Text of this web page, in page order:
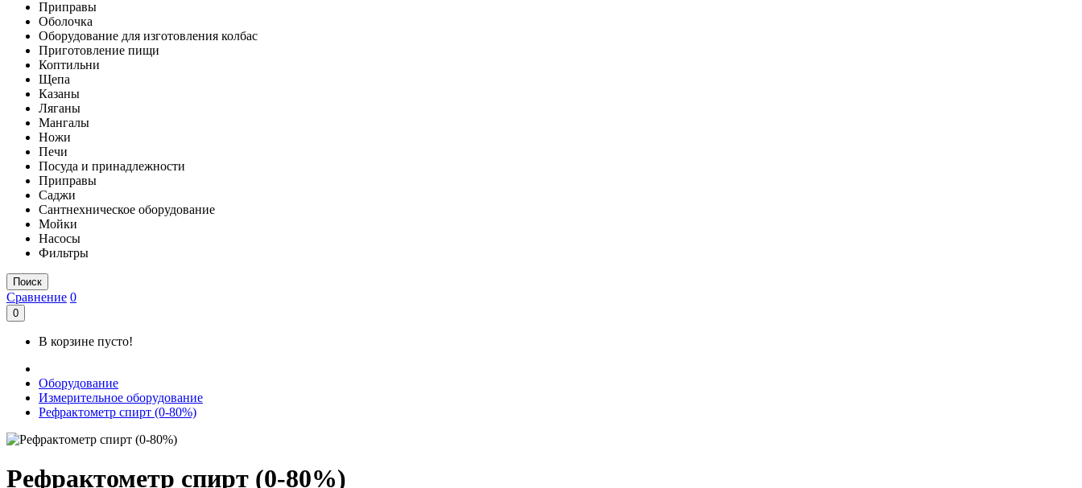
Приправы
Оболочка
Оборудование для изготовления колбас
Приготовление пищи
Коптильни
Щепа
Казаны
Ляганы
Мангалы
Ножи
Печи
Посуда и принадлежности
Приправы
Саджи
Сантнехническое оборудование
Мойки
Насосы
Фильтры
Поиск
Сравнение 0
0
В корзине пусто!
Оборудование
Измерительное оборудование
Рефрактометр спирт (0-80%)
Рефрактометр спирт (0-80%)